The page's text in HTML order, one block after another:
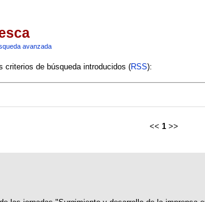
avanzada
criterios de búsqueda introducidos (RSS):
<< 1 >>